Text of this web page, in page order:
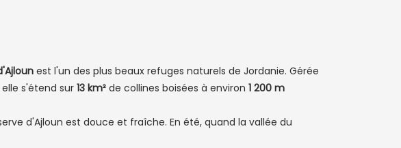
est l'un des plus beaux refuges naturels de Jordanie. Gérée
s'étend sur 13 km² de collines boisées à environ 1 200 m
d'Ajloun est douce et fraîche. En été, quand la vallée du